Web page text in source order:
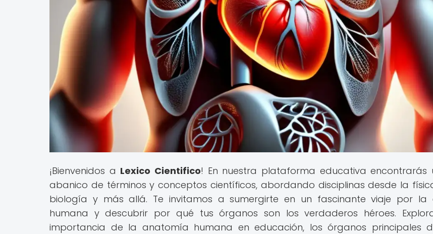
¡Bienvenidos a Lexico Cientifico! En nuestra plataforma educativa encontrarás
abanico de términos y conceptos científicos, abordando disciplinas desde la
biología y más allá. Te invitamos a sumergirte en un fascinante viaje por la
humana y descubrir por qué tus órganos son los verdaderos héroes.
importancia de la anatomía humana en educación, los órganos principales